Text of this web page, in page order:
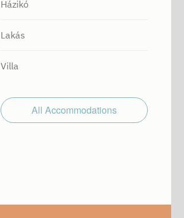
Házikó
Lakás
Villa
All Accommodations